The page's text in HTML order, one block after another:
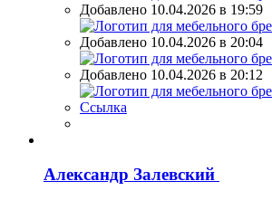
Добавлено 10.04.2026 в 19:59
Добавлено 10.04.2026 в 20:04
Добавлено 10.04.2026 в 20:12
Ссылка
Александр Залевский